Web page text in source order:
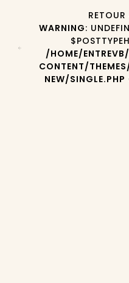
RETOUR
WARNING:
/HOME/
CONTENT/
NEW/SINGLE.PHP